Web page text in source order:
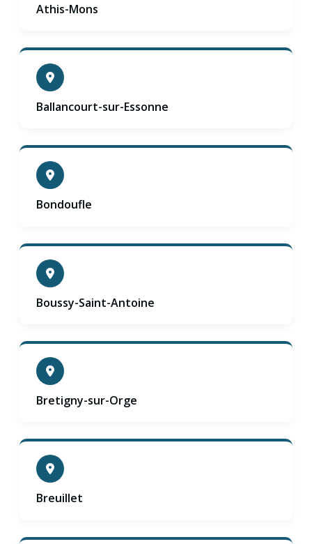
Athis-Mons
Ballancourt-sur-Essonne
Bondoufle
Boussy-Saint-Antoine
Bretigny-sur-Orge
Breuillet